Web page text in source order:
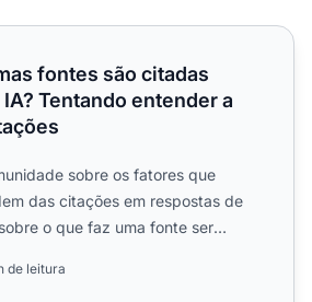
são citadas primeiro pela IA?
fontes são citadas
Tentando entender a
sobre os fatores que
das citações em respostas de
o que faz uma fonte ser
de leitura